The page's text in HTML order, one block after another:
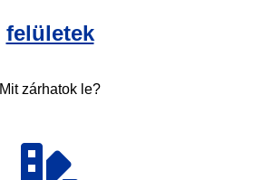
felületek
Mit zárhatok le?